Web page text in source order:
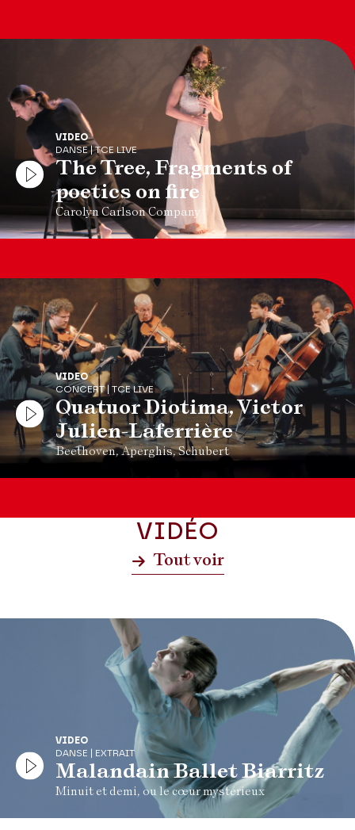
VIDEO
DANSE | TCE LIVE
The Tree, Fragments of
poetics on fire
Carolyn Carlson Company
VIDEO
CONCERT | TCE LIVE
Quatuor Diotima, Victor
Julien-Laferrière
Beethoven, Aperghis, Schubert
VIDÉO
Tout voir
VIDEO
DANSE | EXTRAIT
Malandain Ballet Biarritz
Minuit et demi, ou le cœur mystérieux